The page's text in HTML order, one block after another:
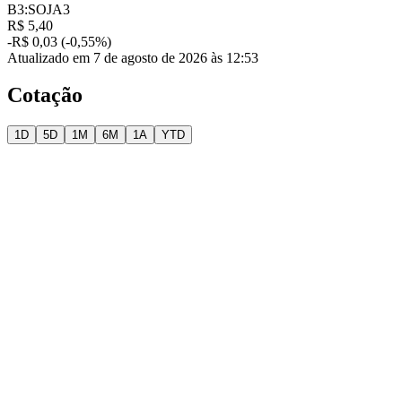
B3:SOJA3
R$ 5,40
-R$ 0,03 (-0,55%)
Atualizado em 7 de agosto de 2026 às 12:53
Cotação
1D 5D 1M 6M 1A YTD